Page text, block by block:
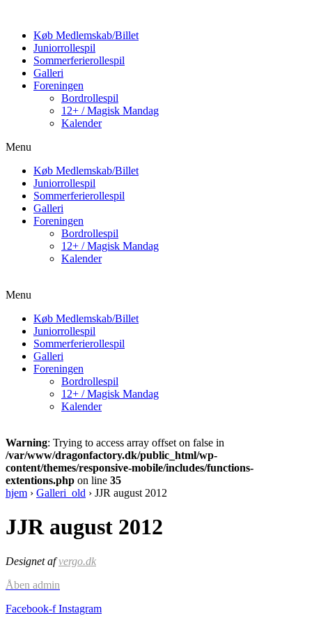
Køb Medlemskab/Billet
Juniorrollespil
Sommerferierollespil
Galleri
Foreningen
Bordrollespil
12+ / Magisk Mandag
Kalender
Menu
Køb Medlemskab/Billet
Juniorrollespil
Sommerferierollespil
Galleri
Foreningen
Bordrollespil
12+ / Magisk Mandag
Kalender
Menu
Køb Medlemskab/Billet
Juniorrollespil
Sommerferierollespil
Galleri
Foreningen
Bordrollespil
12+ / Magisk Mandag
Kalender
Warning: Trying to access array offset on false in
/var/www/dragonfactory.dk/public_html/wp-
content/themes/responsive-mobile/includes/functions-
extentions.php on line 35
hjem › Galleri_old › JJR august 2012
JJR august 2012
Designet afvergo.dk
Åben admin
Facebook-f Instagram